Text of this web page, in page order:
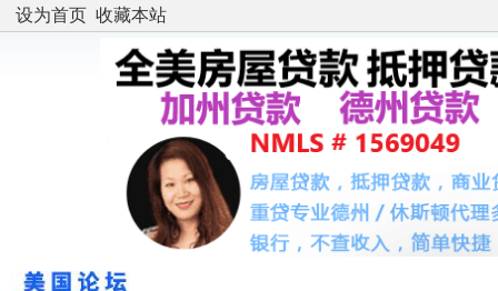
设为首页 收藏本站